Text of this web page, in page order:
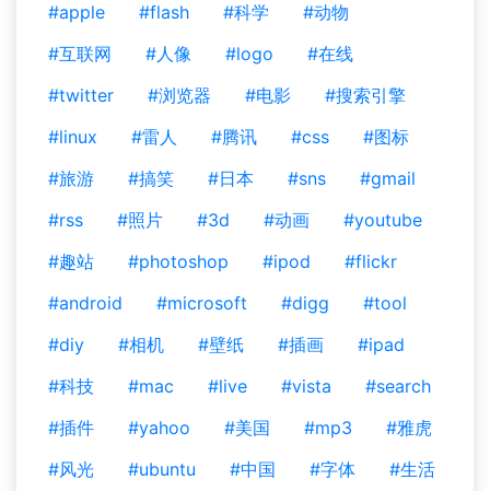
#apple
#flash #科学
#动物
#互联网
#人像 #logo
#在线
#twitter
#浏览器 #电影
#搜索引擎
#linux
#雷人 #腾讯 #css
#图标
#旅游
#搞笑 #日本 #sns
#gmail
#rss
#照片 #3d #动画
#youtube
#趣站
#photoshop #ipod
#flickr
#android
#microsoft #digg
#tool
#diy
#相机 #壁纸 #插画
#ipad
#科技
#mac #live #vista
#search
#插件
#yahoo #美国 #mp3
#雅虎
#风光
#ubuntu #中国 #字体
#生活